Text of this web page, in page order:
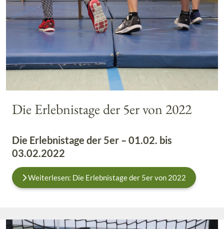
Die Erlebnistage der 5er von 2022
Die Erlebnistage der 5er – 01.02. bis
03.02.2022
Weiterlesen: Die Erlebnistage der 5er von 2022